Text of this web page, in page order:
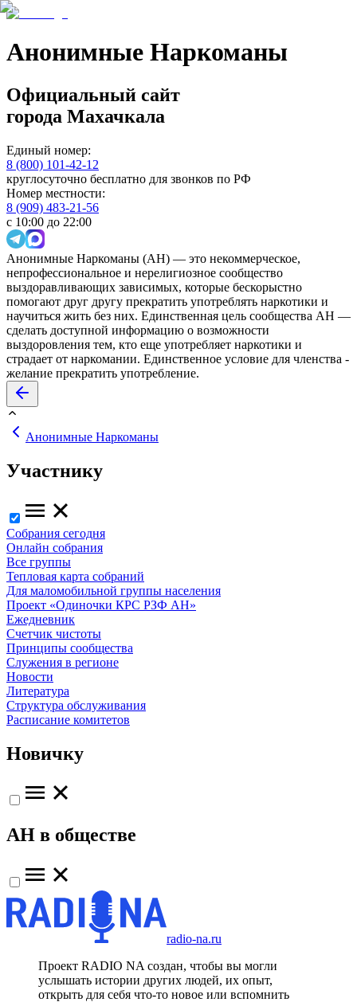
Анонимные Наркоманы
Официальный сайт
города Махачкала
Единый номер:
8 (800) 101-42-12
круглосуточно бесплатно для звонков по РФ
Номер местности:
8 (909) 483-21-56
с 10:00 до 22:00
Анонимные Наркоманы (АН) — это некоммерческое,
непрофессиональное и нерелигиозное сообщество
выздоравливающих зависимых, которые бескорыстно
помогают друг другу прекратить употреблять наркотики и
научиться жить без них. Единственная цель сообщества АН —
сделать доступной информацию о возможности
выздоровления тем, кто еще употребляет наркотики и
страдает от наркомании. Единственное условие для членства -
желание прекратить употребление.
Анонимные Наркоманы
Участнику
Собрания сегодня
Онлайн собрания
Все группы
Тепловая карта собраний
Для маломобильной группы населения
Проект «Одиночки КРС РЗФ АН»
Ежедневник
Счетчик чистоты
Принципы сообщества
Служения в регионе
Новости
Литература
Структура обслуживания
Расписание комитетов
Новичку
АН в обществе
radio-na.ru
Проект RADIO NA создан, чтобы вы могли
услышать истории других людей, их опыт,
открыть для себя что-то новое или вспомнить